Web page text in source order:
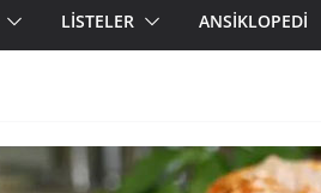
LİSTELER ANSİKLOPEDİ